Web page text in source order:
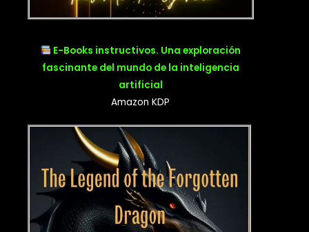
E-Books instructivos. Una exploración
fascinante del mundo de la inteligencia
artificial
Amazon KDP